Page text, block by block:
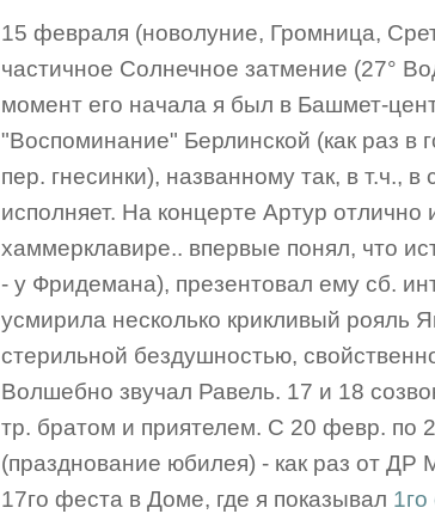
15 февраля (новолуние, Громница,
частичное Солнечное затмение (27°
момент его начала я был в Башмет-
"Воспоминание" Берлинской (как раз в
пер. гнесинки), названному так, в т.ч.,
исполняет. На концерте Артур отлично
хаммерклавире.. впервые понял, что
- у Фридемана), презентовал ему сб.
усмирила несколько крикливый рояль
стерильной бездушностью,
Волшебно звучал Равель. 17 и 18
тр. братом и приятелем. С 20 февр. по
(празднование юбилея) - как раз от ДР
17го феста в Доме, где я показывал